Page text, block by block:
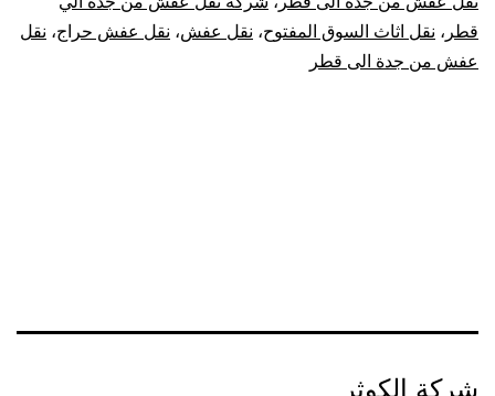
قطر ، نقل اثاث السوق المفتوح، نقل عفش، نقل عفش حراج، نقل
عفش من جدة الى قطر
شركة الكوثر